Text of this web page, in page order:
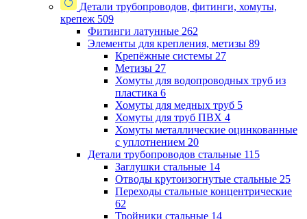
Детали трубопроводов, фитинги, хомуты,
крепеж 509
Фитинги латунные 262
Элементы для крепления, метизы 89
Крепёжные системы 27
Метизы 27
Хомуты для водопроводных труб из
пластика 6
Хомуты для медных труб 5
Хомуты для труб ПВХ 4
Хомуты металлические оцинкованные
с уплотнением 20
Детали трубопроводов стальные 115
Заглушки стальные 14
Отводы крутоизогнутые стальные 25
Переходы стальные концентрические
62
Тройники стальные 14